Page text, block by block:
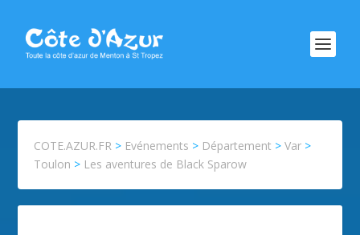
COTE.AZUR.FR > Evénements > Département >Var >
Toulon > Les aventures de Black Sparow